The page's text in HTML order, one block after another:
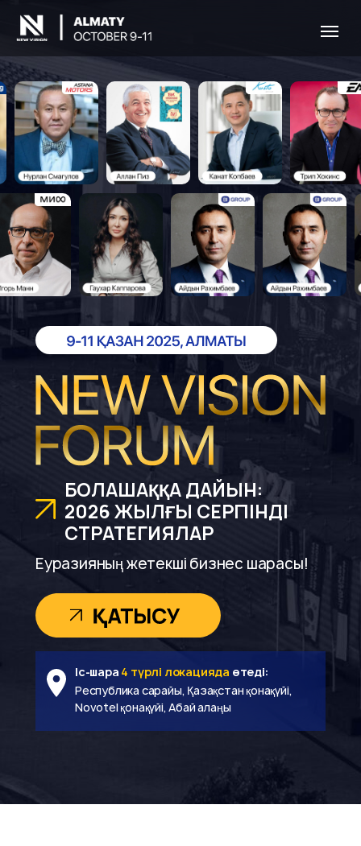
-40% Билеттерге максималды жеңілдік
Еуразияның жетекші бизнес шарасы!
Іс-шара 4 түрлі локацияда өтеді:
Республика сарайы, Қазақстан қонақүйі,
Novotel қонақүйі, Абай алаңы
БОЛАШАҚҚА ДАЙЫН:
2026 ЖЫЛҒЫ СЕРПІНДІ
СТРАТЕГИЯЛАР